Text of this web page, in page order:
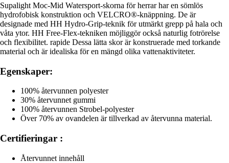
Supalight Moc-Mid Watersport-skorna för herrar har en sömlös
hydrofobisk konstruktion och VELCRO®-knäppning. De är
designade med HH Hydro-Grip-teknik för utmärkt grepp på hala och
våta ytor. HH Free-Flex-tekniken möjliggör också naturlig fotrörelse
och flexibilitet. rapide Dessa lätta skor är konstruerade med torkande
material och är idealiska för en mängd olika vattenaktiviteter.
Egenskaper:
100% återvunnen polyester
30% återvunnet gummi
100% återvunnen Strobel-polyester
Över 70% av ovandelen är tillverkad av återvunna material.
Certifieringar :
Återvunnet innehåll